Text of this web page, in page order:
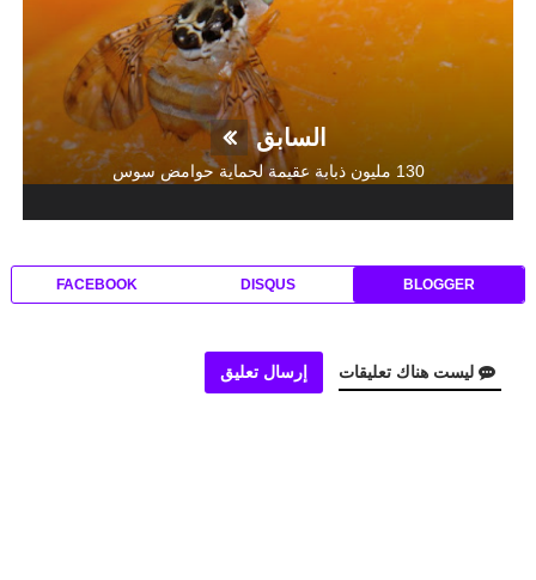
السابق
130 مليون ذبابة عقيمة لحماية حوامض سوس
BLOGGER
DISQUS
FACEBOOK
ليست هناك تعليقات إرسال تعليق